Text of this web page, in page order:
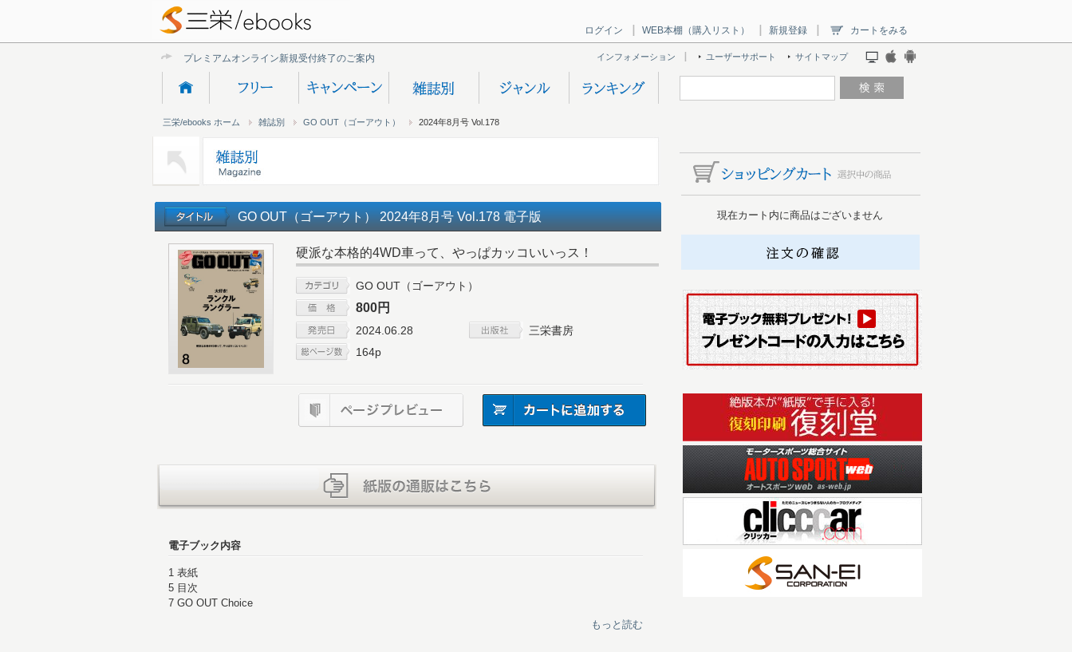
ログイン WEB本棚（購入リスト） 新規登録 カートをみる
インフォメーション ユーザーサポート サイトマップ
プレミアムオンライン新規受付終了のご案内
三栄/ebooks ホーム 雑誌別 GO OUT（ゴーアウト） 2024年8月号 Vol.178
GO OUT（ゴーアウト） 2024年8月号 Vol.178 電子版
硬派な本格的4WD車って、やっぱカッコいいっス！
GO OUT（ゴーアウト）
800円
2024.06.28
三栄書房
164p
電子ブック内容
1 表紙
5 目次
7 GO OUT Choice
もっと読む
現在カート内に商品はございません